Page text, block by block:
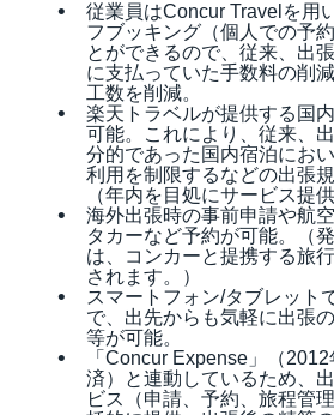
従業員はConcur Travelを用
フブッキング（個人での予
とができるので、従来、出
に支払っていた手数料の削
工数を削減。
楽天トラベルが提供する国
可能。これにより、従来、
分的であった国内宿泊にお
利用を制限するなどの出張
（年内を目処にサービス提供
海外出張時の事前申請や航
タカーなど予約が可能。（
は、コンカーと提携する旅
されます。）
スマートフォン/タブレット
で、出先からも気軽に出張
等が可能。
「Concur Expense」（
済）と連動しているため、
ビス（申請、予約、旅程管